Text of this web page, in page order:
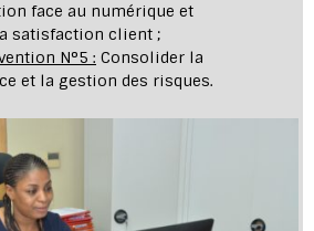
face au numérique et
satisfaction client ;
N°5 : Consolider la
et la gestion des risques.